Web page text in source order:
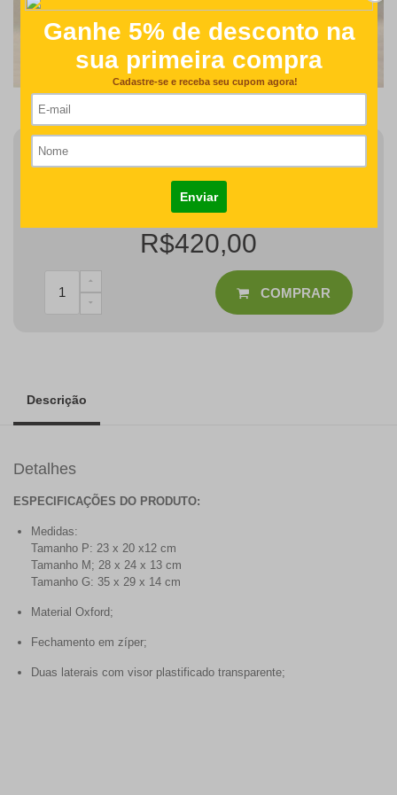
Finalizar Pedido
Detalhes como centralização e proporção de tamanho do
desenho/nome serão revisados na produção do seu pedido
R$420,00
COMPRAR
Descrição
Detalhes
ESPECIFICAÇÕES DO PRODUTO:
Medidas:
Tamanho P: 23 x 20 x12 cm
Tamanho M; 28 x 24 x 13 cm
Tamanho G: 35 x 29 x 14 cm
Material Oxford;
Fechamento em zíper;
Duas laterais com visor plastificado transparente;